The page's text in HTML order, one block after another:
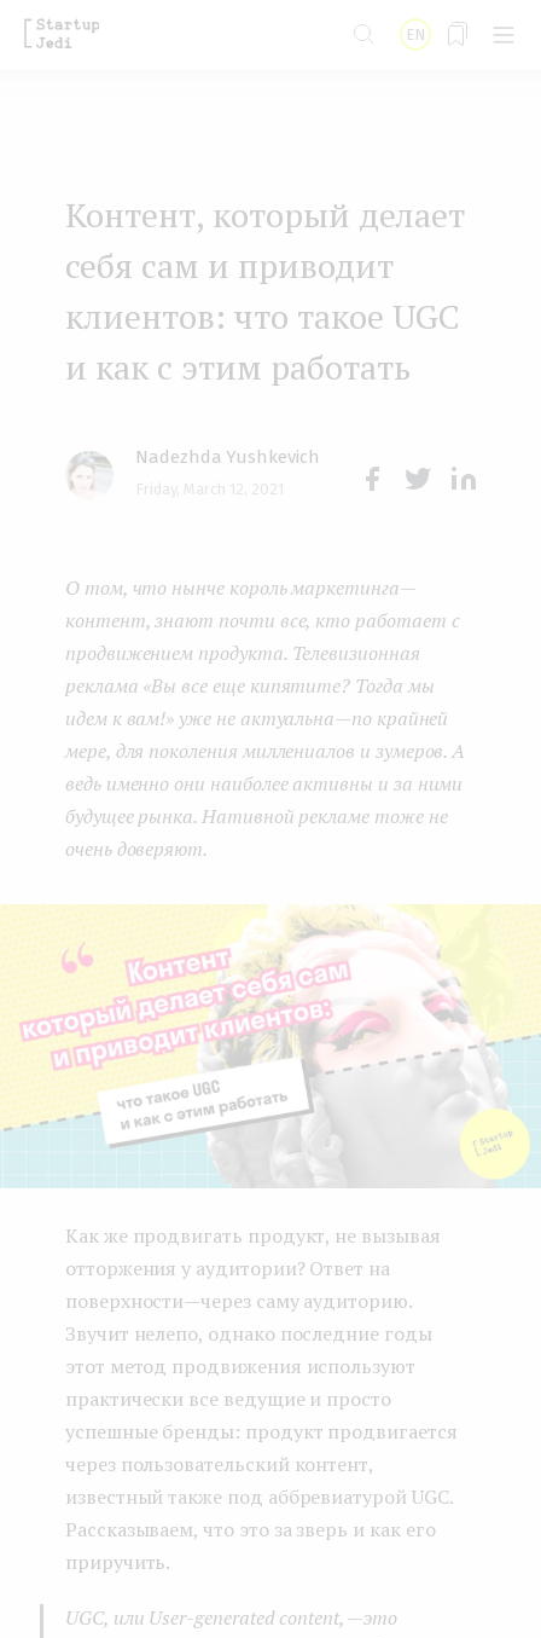
EN
Контент, который делает
себя сам и приводит
клиентов: что такое UGC
и как с этим работать
Nadezhda Yushkevich
Friday, March 12, 2021
k
О том, что нынче король маркетинга —
контент, знают почти все, кто работает с
продвижением продукта. Телевизионная
реклама «Вы все еще кипятите? Тогда мы
идем к вам!» уже не актуальна — по крайней
мере, для поколения миллениалов и зумеров. А
ведь именно они наиболее активны и за ними
будущее рынка. Нативной рекламе тоже не
очень доверяют.
Как же продвигать продукт, не вызывая
отторжения у аудитории? Ответ на
поверхности — через саму аудиторию.
Звучит нелепо, однако последние годы
этот метод продвижения используют
практически все ведущие и просто
успешные бренды: продукт продвигается
через пользовательский контент,
известный также под аббревиатурой UGC.
Рассказываем, что это за зверь и как его
приручить.
UGC, или User-generated content,— это